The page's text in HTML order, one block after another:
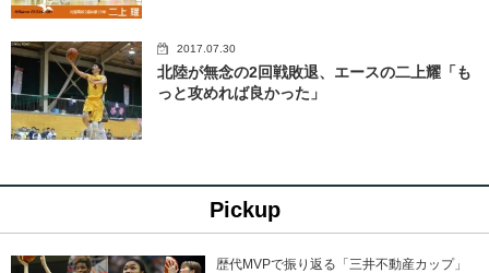
2017.07.30
北陸が無念の2回戦敗退、エースの二上耀「も
っと攻めれば良かった」
Pickup
歴代MVPで振り返る「三井不動産カップ」